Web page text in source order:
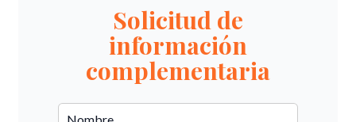
Solicitud de
información
complementaria